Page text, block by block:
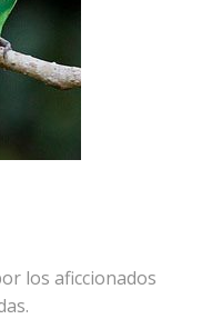
los aficcionados